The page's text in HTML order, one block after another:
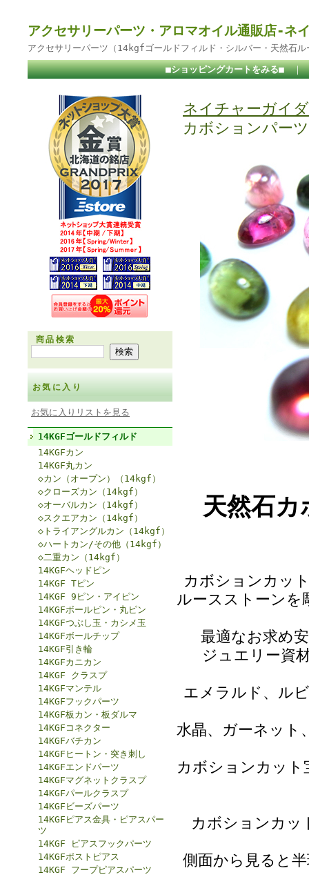
アクセサリーパーツ・アロマオイル通販店-ネ
アクセサリーパーツ（14kgfゴールドフィルド・シルバー・天然石
■ショッピングカートをみる■ ｜
商品検索
お気に入り
お気に入りリストを見る
14KGFゴールドフィルド
14KGFカン
14KGF丸カン
◇カン（オープン）（14kgf）
◇クローズカン（14kgf）
◇オーバルカン（14kgf）
◇スクエアカン（14kgf）
◇トライアングルカン（14kgf）
◇ハートカン/その他（14kgf）
◇二重カン（14kgf）
14KGFヘッドピン
14KGF Tピン
14KGF 9ピン・アイピン
14KGFボールピン・丸ピン
14KGFつぶし玉・カシメ玉
14KGFボールチップ
14KGF引き輪
14KGFカニカン
14KGF クラスプ
14KGFマンテル
14KGFフックパーツ
14KGF板カン・板ダルマ
14KGFコネクター
14KGFバチカン
14KGFヒートン・突き刺し
14KGFエンドパーツ
14KGFマグネットクラスプ
14KGFパールクラスプ
14KGFビーズパーツ
14KGFピアス金具・ピアスパー
ツ
14KGF ピアスフックパーツ
14KGFポストピアス
14KGF フープピアスパーツ
ネイチャーガイ
カボションパーツ
天然石カ
カボションカッ
ルースストーンを
最適なお求め
ジュエリー資
エメラルド、ル
水晶、ガーネット
カボションカット
カボションカッ
側面から見ると